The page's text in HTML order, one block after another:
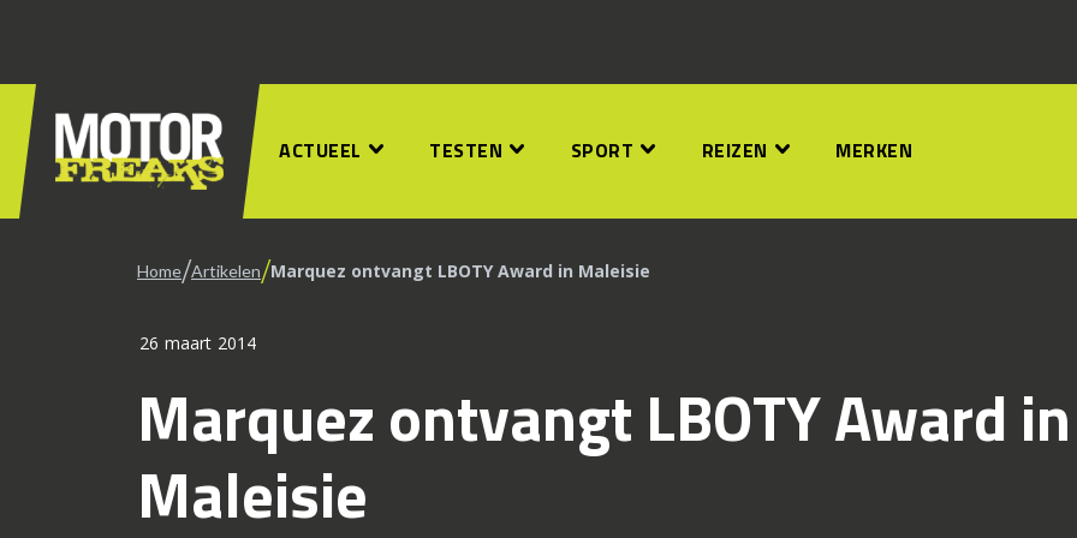
ACTUEEL TESTEN SPORT REIZEN MERKEN
Home/Artikelen/Marquez ontvangt LBOTY Award in Maleisie
26 maart 2014
Marquez ontvangt LBOTY Award in
Maleisie